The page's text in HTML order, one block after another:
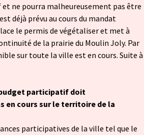
ne pourra malheureusement pas être
déjà prévu au cours du mandat
le permis de végétaliser et met à
de la prairie du Moulin Joly. Par
sur toute la ville est en cours. Suite à
participatif doit
en cours sur le territoire de la
participatives de la ville tel que le